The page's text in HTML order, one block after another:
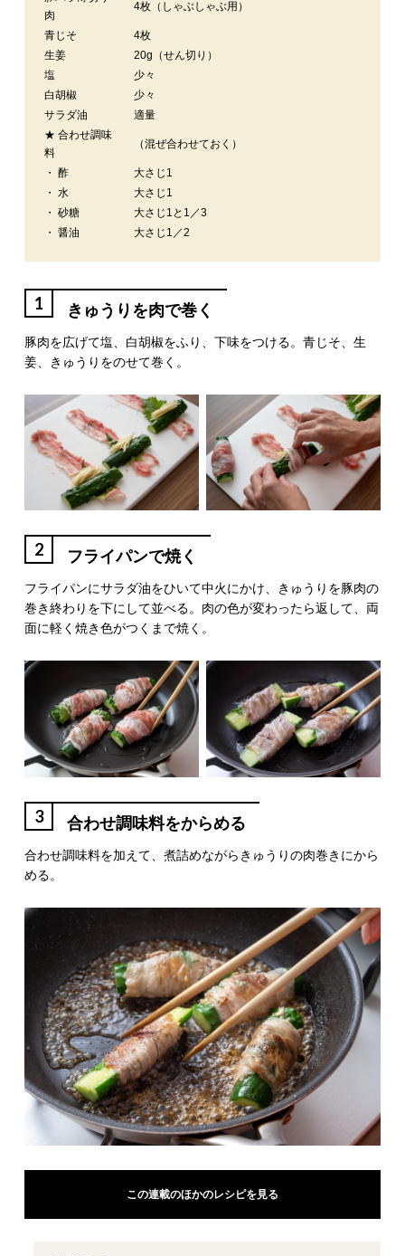
肉
4枚（しゃぶしゃぶ用）
青じそ
4枚
生姜
20g（せん切り）
塩
少々
白胡椒
少々
サラダ油
適量
★ 合わせ調味
料
（混ぜ合わせておく）
・ 酢
大さじ1
・ 水
大さじ1
・ 砂糖
大さじ1と1／3
・ 醤油
大さじ1／2
1 きゅうりを肉で巻く
豚肉を広げて塩、白胡椒をふり、下味をつける。青じそ、生
姜、きゅうりをのせて巻く。
2 フライパンで焼く
フライパンにサラダ油をひいて中火にかけ、きゅうりを豚肉の
巻き終わりを下にして並べる。肉の色が変わったら返して、両
面に軽く焼き色がつくまで焼く。
3 合わせ調味料をからめる
合わせ調味料を加えて、煮詰めながらきゅうりの肉巻きにから
める。
この連載のほかのレシピを見る